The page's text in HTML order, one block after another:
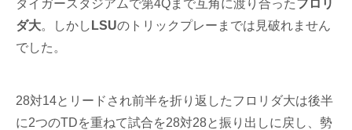
タイガースタジアムで第4Qまで互角に渡り合ったフロリ
ダ大。しかし LSUのトリックプレーまでは見破れません
でした。
28対14とリードされ前半を折り返したフロリダ大は後半
に2つのTDを重ねて試合を28対28と振り出しに戻し、勢